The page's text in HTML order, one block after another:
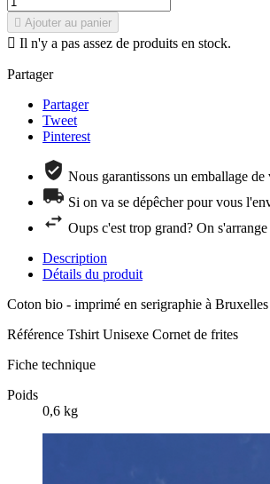
 Ajouter au panier
 Il n'y a pas assez de produits en stock.
Partager
Partager
Tweet
Pinterest
Nous garantissons un emballage
Si on va se dépêcher pour vous
Oups c'est trop grand? On
Description
Détails du produit
Coton bio - imprimé en serigraphie à
Référence Tshirt Unisexe Cornet de frites
Fiche technique
Poids
0,6 kg